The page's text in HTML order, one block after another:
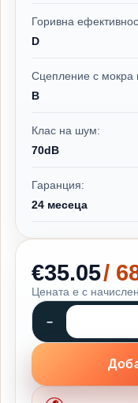
Горивна
D
Сцепление с мокра
B
Клас на шум:
70dB
Гаранция:
24 месеца
€35.05/
Цената е с